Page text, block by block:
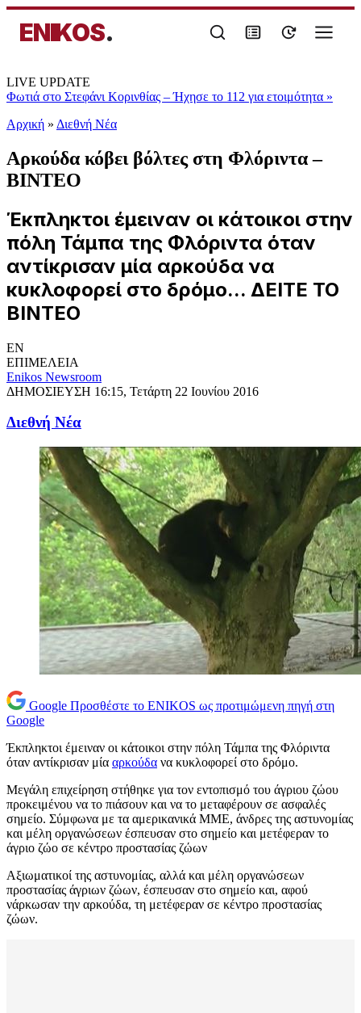
ENIKOS.
LIVE UPDATE
Φωτιά στο Στεφάνι Κορινθίας – Ήχησε το 112 για ετοιμότητα »
Αρχική » Διεθνή Νέα
Αρκούδα κόβει βόλτες στη Φλόριντα –
ΒΙΝΤΕΟ
Έκπληκτοι έμειναν οι κάτοικοι στην
πόλη Τάμπα της Φλόριντα όταν
αντίκρισαν μία αρκούδα να
κυκλοφορεί στο δρόμο... ΔΕΙΤΕ ΤΟ
ΒΙΝΤΕΟ
EN
ΕΠΙΜΕΛΕΙΑ
Enikos Newsroom
ΔΗΜΟΣΙΕΥΣΗ 16:15, Τετάρτη 22 Ιουνίου 2016
Διεθνή Νέα
Google Προσθέστε το ENIKOS ως προτιμώμενη πηγή στη
Google
Έκπληκτοι έμειναν οι κάτοικοι στην πόλη Τάμπα της Φλόριντα
όταν αντίκρισαν μία αρκούδα να κυκλοφορεί στο δρόμο.
Μεγάλη επιχείρηση στήθηκε για τον εντοπισμό του άγριου ζώου
προκειμένου να το πιάσουν και να το μεταφέρουν σε ασφαλές
σημείο. Σύμφωνα με τα αμερικανικά ΜΜΕ, άνδρες της αστυνομίας
και μέλη οργανώσεων έσπευσαν στο σημείο και μετέφεραν το
άγριο ζώο σε κέντρο προστασίας ζώων
Αξιωματικοί της αστυνομίας, αλλά και μέλη οργανώσεων
προστασίας άγριων ζώων, έσπευσαν στο σημείο και, αφού
νάρκωσαν την αρκούδα, τη μετέφεραν σε κέντρο προστασίας
ζώων.